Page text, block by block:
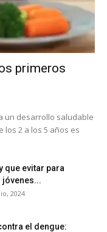
primeros
un desarrollo saludable
los 2 a los 5 años es
que evitar para
jóvenes...
2024
el dengue: